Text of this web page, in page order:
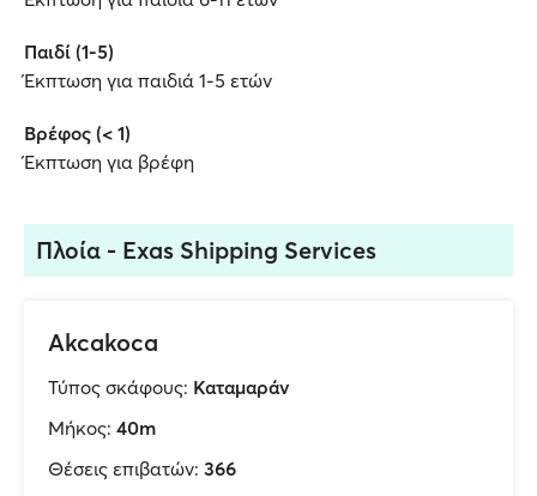
Παιδί (1-5)
Έκπτωση για παιδιά 1-5 ετών
Βρέφος (< 1)
Έκπτωση για βρέφη
Πλοία - Exas Shipping Services
Akcakoca
Τύπος σκάφους: Καταμαράν
Μήκος: 40m
Θέσεις επιβατών: 366